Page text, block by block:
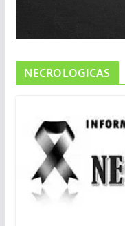
NECROLOGICAS